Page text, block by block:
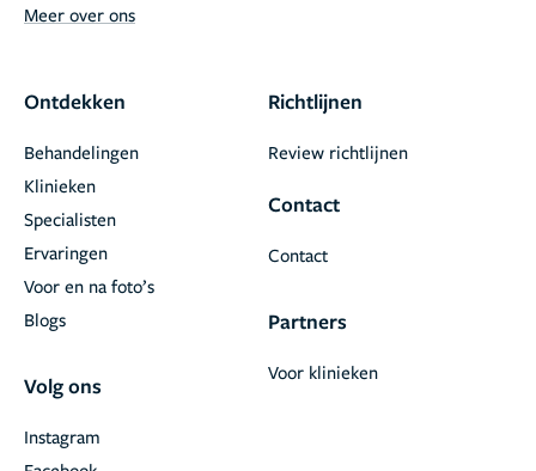
Meer over ons
Ontdekken
Behandelingen
Klinieken
Specialisten
Ervaringen
Voor en na foto’s
Blogs
Volg ons
Instagram
Richtlijnen
Review richtlijnen
Contact
Contact
Partners
Voor klinieken